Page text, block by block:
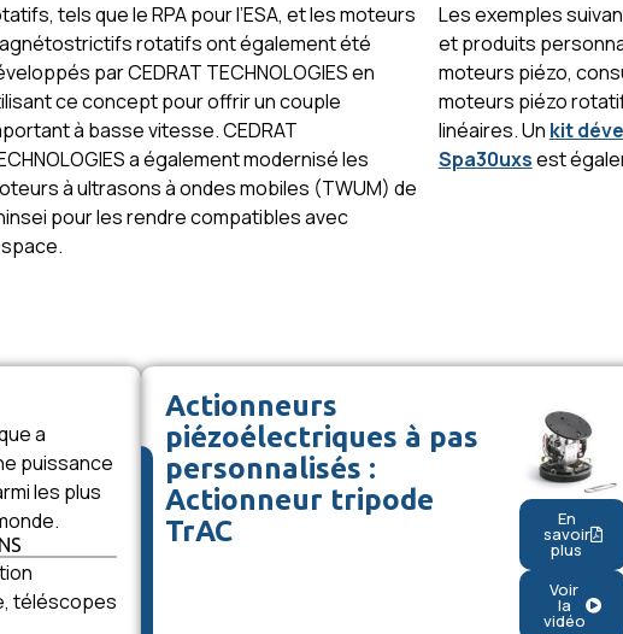
tels que le RPA pour l’ESA, et les moteurs
rotatifs ont également été
par CEDRAT TECHNOLOGIES en
ce concept pour offrir un couple
à basse vitesse. CEDRAT
a également modernisé les
à ultrasons à ondes mobiles (TWUM) de
pour les rendre compatibles avec
Les exemples
et produits
moteurs piézo,
moteurs piézo
linéaires. Un kit
Spa30uxsest
a
puissance
les plus
téléscopes
Actionneurs
piézoélectriques à pas
personnalisés :
Actionneur tripode
TrAC
En
savoir
plus
Voir
la
vidéo